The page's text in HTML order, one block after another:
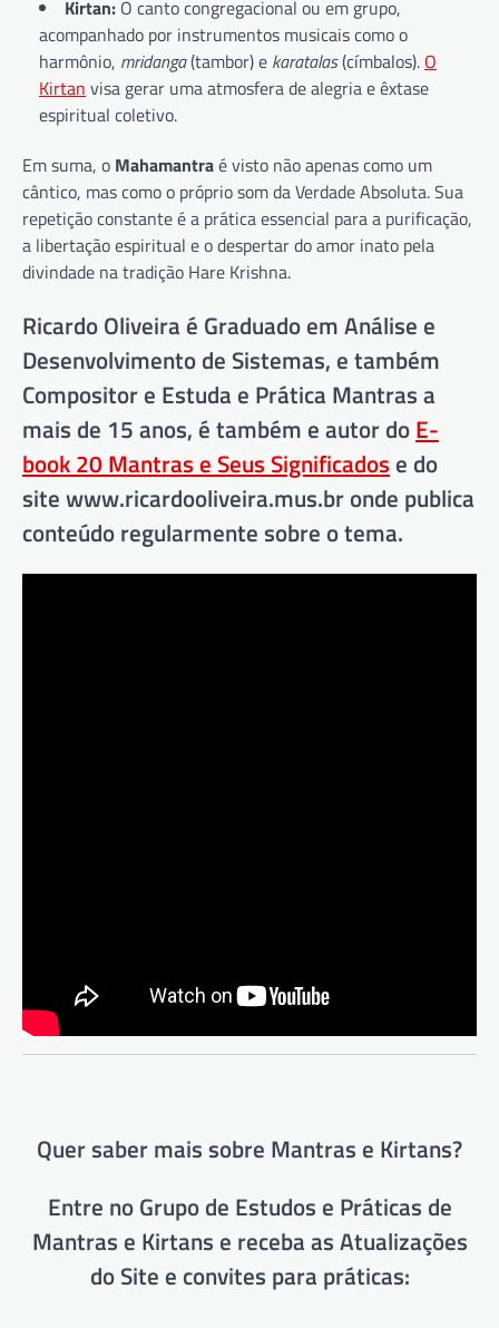
Kirtan: O canto congregacional ou em grupo,
acompanhado por instrumentos musicais como o
harmônio, mridanga(tambor) e karatalas(címbalos). O
Kirtan visa gerar uma atmosfera de alegria e êxtase
espiritual coletivo.
Em suma, o Mahamantraé visto não apenas como um
cântico, mas como o próprio som da Verdade Absoluta. Sua
repetição constante é a prática essencial para a purificação,
a libertação espiritual e o despertar do amor inato pela
divindade na tradição Hare Krishna.
Ricardo Oliveira é Graduado em Análise e
Desenvolvimento de Sistemas, e também
Compositor e Estuda e Prática Mantras a
mais de 15 anos, é também e autor doE-
book 20 Mantras e Seus Significados e do
site www.ricardooliveira.mus.br onde publica
conteúdo regularmente sobre o tema.
Quer saber mais sobre Mantras e Kirtans?
Entre no Grupo de Estudos e Práticas de
Mantras e Kirtans e receba as Atualizações
do Site e convites para práticas: